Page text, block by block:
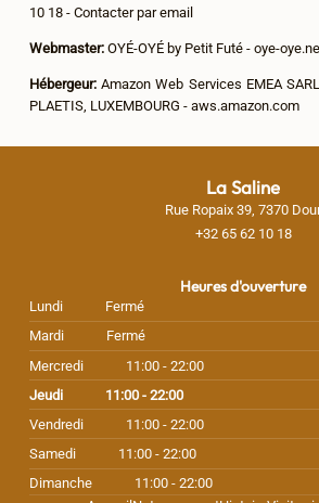
10 18 - Contacter par email
Webmaster: OYÉ-OYÉ by Petit Futé - oye-
Hébergeur:Amazon Web Services EMEA
PLAETIS, LUXEMBOURG - aws.amazon.com
La Saline
Rue Ropaix 39, 7370
+32 65 62 10 18
Heures d'ouverture
Lundi
Fermé
Mardi
Fermé
Mercredi
11:00 - 22:00
Jeudi
11:00 - 22:00
Vendredi
11:00 - 22:00
Samedi
11:00 - 22:00
Dimanche
11:00 - 22:00